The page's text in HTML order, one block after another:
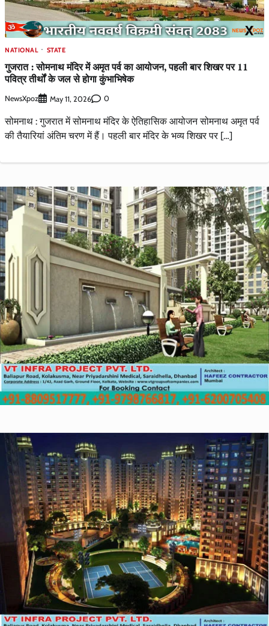
NATIONAL STATE
गुजरात : सोमनाथ मंदिर में अमृत पर्व का आयोजन, पहली बार शिखर पर 11
पवित्र तीर्थों के जल से होगा कुंभाभिषेक
NewsXpoz May 11, 2026 0
सोमनाथ : गुजरात में सोमनाथ मंदिर के ऐतिहासिक आयोजन सोमनाथ अमृत पर्व
की तैयारियां अंतिम चरण में हैं। पहली बार मंदिर के भव्य शिखर पर […]